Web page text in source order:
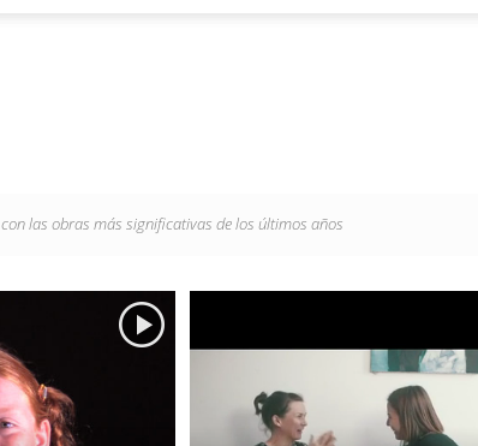
con las obras más significativas de los últimos años